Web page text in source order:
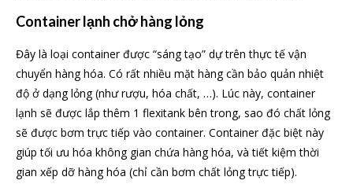
Container lạnh chở hàng lỏng
Đây là loại container được “sáng tạo” dự trên thực tế vận
chuyển hàng hóa. Có rất nhiều mặt hàng cần bảo quản nhiệt
độ ở dạng lỏng (như rượu, hóa chất, …). Lúc này, container
lạnh sẽ được lắp thêm 1 flexitank bên trong, sao đó chất lỏng
sẽ được bơm trực tiếp vào container. Container đặc biệt này
giúp tối ưu hóa không gian chứa hàng hóa, và tiết kiệm thời
gian xếp dỡ hàng hóa (chỉ cần bơm chất lỏng trực tiếp).